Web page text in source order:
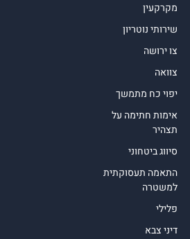
מקרקעין
שירותי נוטריון
צו ירושה
צוואה
יפוי כח מתמשך
אימות חתימה על
תצהיר
סיווג ביטחוני
התאמה תעסוקתית
למשטרה
פלילי
דיני צבא